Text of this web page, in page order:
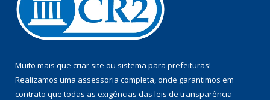
Muito mais que criar site ou sistema para prefeituras!
Realizamos uma assessoria completa, onde garantimos em
contrato que todas as exigências das leis de transparência